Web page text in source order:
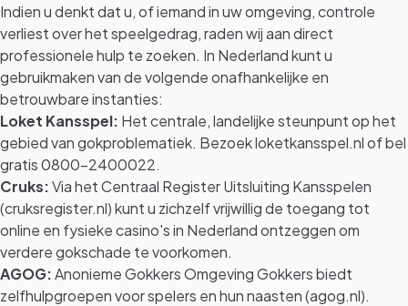
Indien u denkt dat u, of iemand in uw omgeving, controle
verliest over het speelgedrag, raden wij aan direct
professionele hulp te zoeken. In Nederland kunt u
gebruikmaken van de volgende onafhankelijke en
betrouwbare instanties:
Loket Kansspel: Het centrale, landelijke steunpunt op het
gebied van gokproblematiek. Bezoekloketkansspel.nlof bel
gratis 0800-2400022.
Cruks:Via het Centraal Register Uitsluiting Kansspelen
(cruksregister.nl) kunt u zichzelf vrijwillig de toegang tot
online en fysieke casino's in Nederland ontzeggen om
verdere gokschade te voorkomen.
AGOG:Anonieme Gokkers Omgeving Gokkers biedt
zelfhulpgroepen voor spelers en hun naasten (agog.nl).